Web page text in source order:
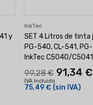
y
InkTec
SET 4 Litros de tinta
PG-540, CL-541,
InkTec C5040/
99,28 € 91,34 €
IVA Incluido
75,49 € (sin IVA)